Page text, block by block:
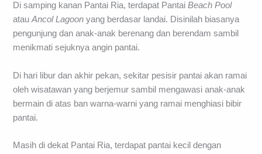
Di samping kanan Pantai Ria, terdapat PantaiBeach Pool
atauAncol Lagoon yang berdasar landai. Disinilah biasanya
pengunjung dan anak-anak berenang dan berendam sambil
menikmati sejuknya angin pantai.
Di hari libur dan akhir pekan, sekitar pesisir pantai akan ramai
oleh wisatawan yang berjemur sambil mengawasi anak-anak
bermain di atas ban warna-warni yang ramai menghiasi bibir
pantai.
Masih di dekat Pantai Ria, terdapat pantai kecil dengan